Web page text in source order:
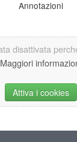
Annotazioni
disattivata
Maggiori
Attiva i cookies